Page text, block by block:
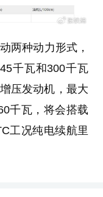
两种动力形式，
千瓦和300千瓦
压发动机，最大
千瓦，将会搭载
工况纯电续航里